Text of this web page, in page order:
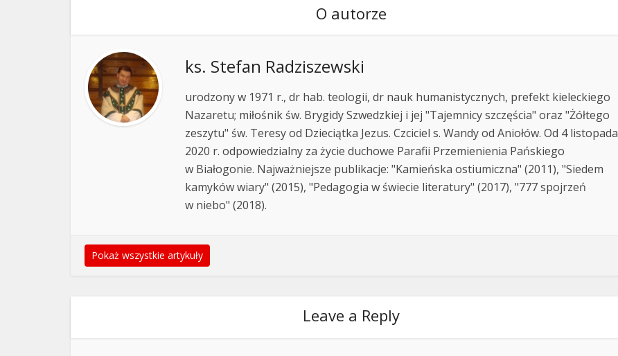
O autorze
ks. Stefan Radziszewski
urodzony w 1971 r., dr hab. teologii, dr nauk humanistycznych, prefekt kieleckiego
Nazaretu; miłośnik św. Brygidy Szwedzkiej i jej "Tajemnicy szczęścia" oraz "Żółtego
zeszytu" św. Teresy od Dzieciątka Jezus. Czciciel s. Wandy od Aniołów. Od 4 listopada
2020 r. odpowiedzialny za życie duchowe Parafii Przemienienia Pańskiego
w Białogonie. Najważniejsze publikacje: "Kamieńska ostiumiczna" (2011), "Siedem
kamyków wiary" (2015), "Pedagogia w świecie literatury" (2017), "777 spojrzeń
w niebo" (2018).
Pokaż wszystkie artykuły
Leave a Reply